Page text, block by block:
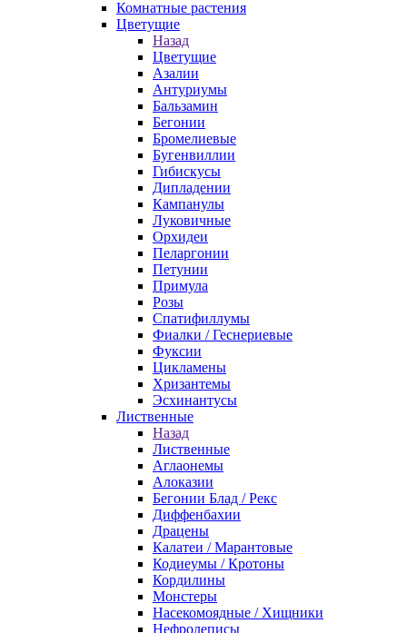
Комнатные растения
Цветущие
Назад
Цветущие
Азалии
Антуриумы
Бальзамин
Бегонии
Бромелиевые
Бугенвиллии
Гибискусы
Дипладении
Кампанулы
Луковичные
Орхидеи
Пеларгонии
Петунии
Примула
Розы
Спатифиллумы
Фиалки / Геснериевые
Фуксии
Цикламены
Хризантемы
Эсхинантусы
Лиственные
Назад
Лиственные
Аглаонемы
Алоказии
Бегонии Блад / Рекс
Диффенбахии
Драцены
Калатеи / Марантовые
Кодиеумы / Кротоны
Кордилины
Монстеры
Насекомоядные / Хищники
Нефролеписы